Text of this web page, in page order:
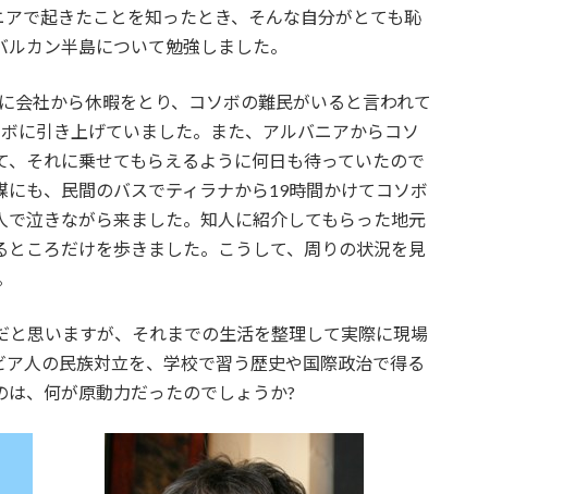
で起きたことを知ったとき、そんな自分がとても恥
カン半島について勉強しました。
社から休暇をとり、コソボの難民がいると言われて
に引き上げていました。また、アルバニアからコソ
それに乗せてもらえるように何日も待っていたので
も、民間のバスでティラナから19時間かけてコソボ
泣きながら来ました。知人に紹介してもらった地元
ころだけを歩きました。こうして、周りの状況を見
思いますが、それまでの生活を整理して実際に現場
人の民族対立を、学校で習う歴史や国際政治で得る
、何が原動力だったのでしょうか?